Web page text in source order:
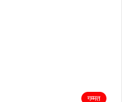
गम्मत